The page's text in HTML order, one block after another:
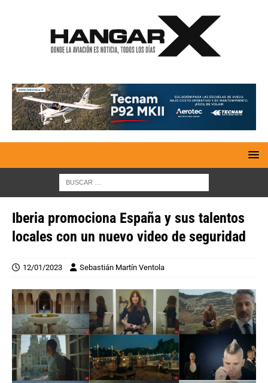
Iberia promociona España y sus talentos
locales con un nuevo video de seguridad
12/01/2023 Sebastián Martín Ventola